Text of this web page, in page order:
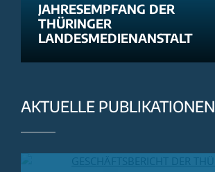
JAHRESEMPFANG DER
THÜRINGER
LANDESMEDIENANSTALT
AKTUELLE PUBLIKATIONEN